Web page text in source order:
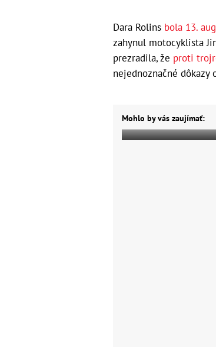
Dara Rolins bola 13.
zahynul motocyklista
prezradila, že proti
nejednoznačné dôkazy
Mohlo by vás zaujímať: